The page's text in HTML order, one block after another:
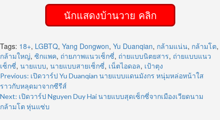
นักแสดงบ้านวาย คลิก
Tags: 18+, LGBTQ, Yang Dongwon, Yu Duanqian, กล้ามแน่น, กล้ามโต,
กล้ามใหญ่, ซิกแพค, ถ่ายภาพแนวเซ็กซี่, ถ่ายแบบนิตยสาร, ถ่ายแบบแนว
เซ็กซี่, นายแบบ, นายแบบสายเซ็กซี่, เน็ตไอดอล, เป้าตุง
Post
navigation
Previous: เปิดวาร์ป Yu Duanqian นายแบบแดนมังกร หนุ่มหล่อหน้าใส
ราวกับหลุดมาจากซีรีส์
Next: เปิดวาร์ป Nguyen Duy Hai นายแบบสุดเซ็กซี่จากเมืองเวียดนาม
กล้ามโต หุ่นแซ่บ